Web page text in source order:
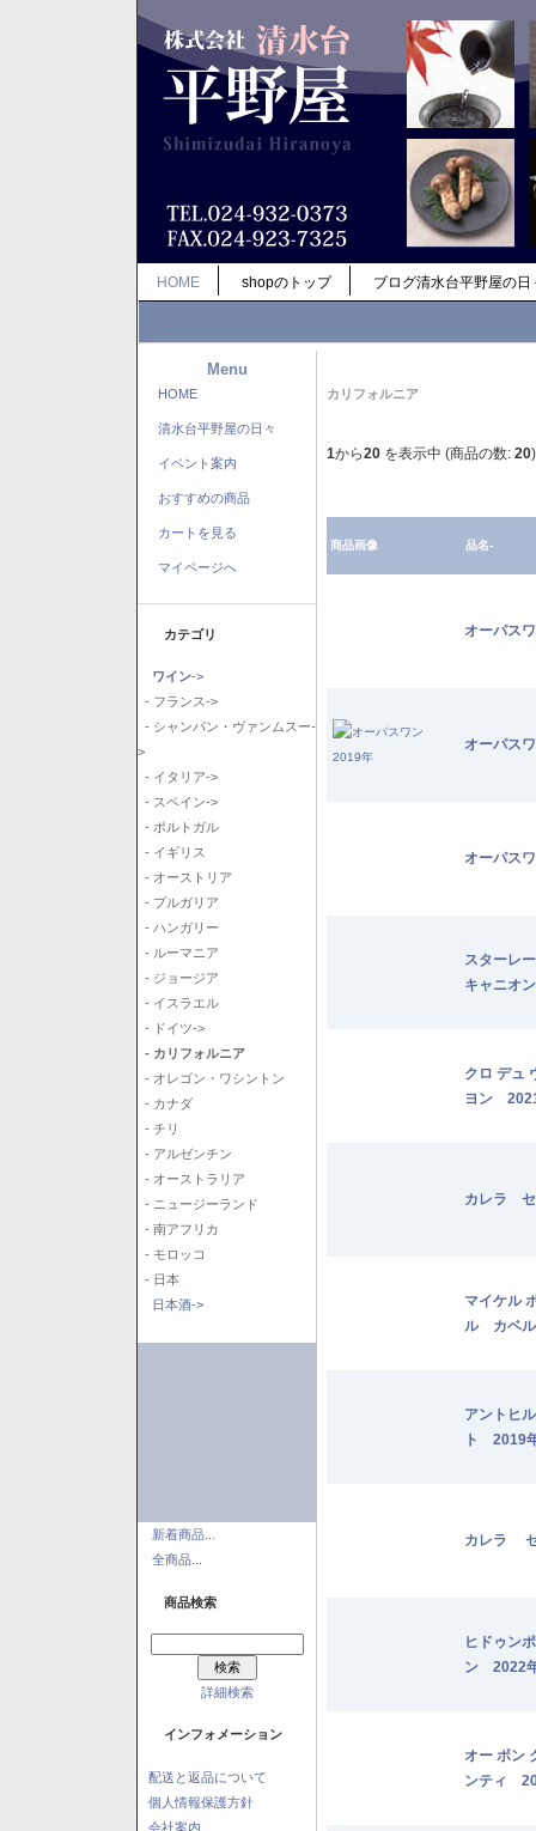
HOME shopのトップ ブログ清水台平野屋の日
Menu
HOME
清水台平野屋の日々
イベント案内
おすすめの商品
カートを見る
マイページへ
カテゴリ
ワイン->
- フランス->
- シャンパン・ヴァンムスー-
>
- イタリア->
- スペイン->
- ポルトガル
- イギリス
- オーストリア
- ブルガリア
- ハンガリー
- ルーマニア
- ジョージア
- イスラエル
- ドイツ->
- カリフォルニア
- オレゴン・ワシントン
- カナダ
- チリ
- アルゼンチン
- オーストラリア
- ニュージーランド
- 南アフリカ
- モロッコ
- 日本
日本酒->
新着商品...
全商品...
商品検索
詳細検索
インフォメーション
配送と返品について
個人情報保護方針
会社案内
カリフォルニア
1から20 を表示中 (商品の数: 20)
商品画像 品名-
オーパス
オーパス
オーパス
スターレ
キャニオ
クロ デュ
ヨン
カレラ
マイケル
ル カベ
アントヒ
ト 2019
カレラ
ヒドゥン
ン 2022
オー ボン
ンティ